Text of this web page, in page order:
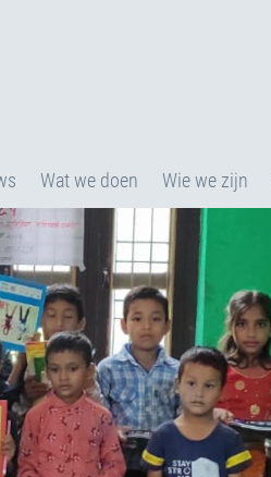
Wat we doen Wie we zijn